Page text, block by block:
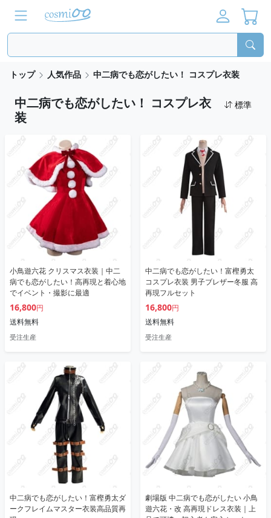
トップ 人気作品 中二病でも恋がしたい！ コスプレ衣装
中二病でも恋がしたい！ コスプレ衣
装
標準
小鳥遊六花 クリスマス衣装｜中二
病でも恋がしたい！高再現と着心地
でイベント・撮影に最適
16,800円
送料無料
受注生産
中二病でも恋がしたい！富樫勇太
コスプレ衣装 男子ブレザー冬服 高
再現フルセット
16,800円
送料無料
受注生産
中二病でも恋がしたい！富樫勇太ダ
ークフレイムマスター衣装高品質再
劇場版 中二病でも恋がしたい 小鳥
遊六花・改 高再現ドレス衣装｜上